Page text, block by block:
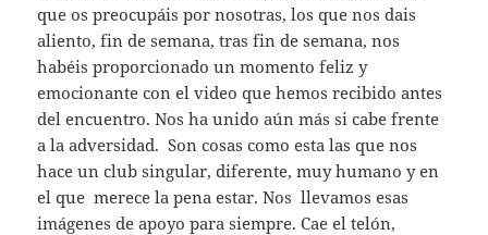
que os preocupáis por nosotras, los que nos dais
aliento, fin de semana, tras fin de semana, nos
habéis proporcionado un momento feliz y
emocionante con el video que hemos recibido antes
del encuentro. Nos ha unido aún más si cabe frente
a la adversidad. Son cosas como esta las que nos
hace un club singular, diferente, muy humano y en
el que merece la pena estar. Nos llevamos esas
imágenes de apoyo para siempre. Cae el telón,